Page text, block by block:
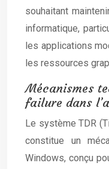
souhaitant
informatique,
les applications
les ressources
Mécanismes
failure dans
Le système TDR
constitue un
Windows, conçu